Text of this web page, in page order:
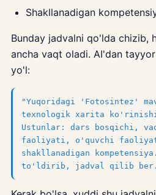
Shakllanadigan
Bunday jadvalni qo'lda chizib,
ancha vaqt oladi. AI'dan
yo'l:
"Yuqoridagi 'Fotosintez'
texnologik xarita
Ustunlar: dars bosqichi,
faoliyati, o'quvchi
shakllanadigan
to'ldirib, jadval qilib